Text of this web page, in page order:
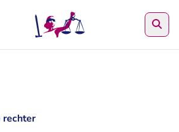
rechter